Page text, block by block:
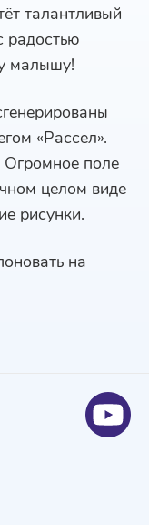
талантливый
радостью
малышу!
«Рассел».
Огромное поле
целом виде
рисунки.
на